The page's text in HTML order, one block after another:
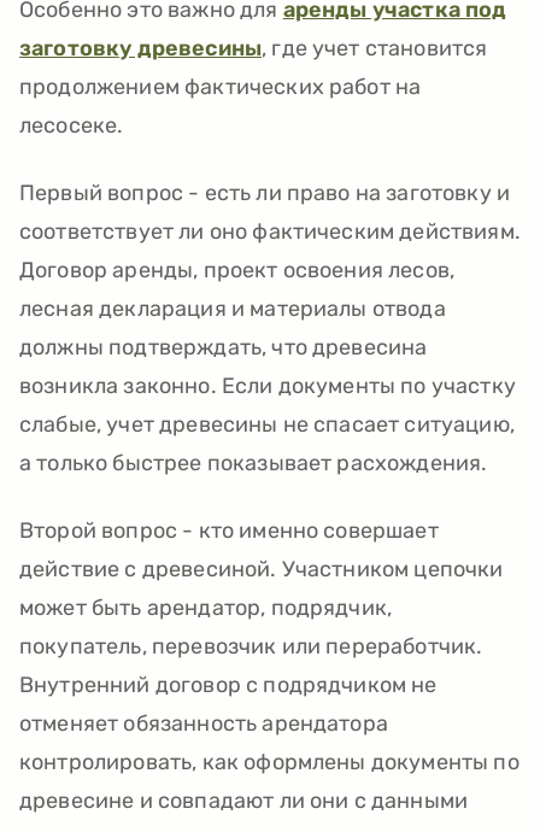
Особенно это важно для аренды участка под
заготовку древесины, где учет становится
продолжением фактических работ на
лесосеке.
Первый вопрос - есть ли право на заготовку и
соответствует ли оно фактическим действиям.
Договор аренды, проект освоения лесов,
лесная декларация и материалы отвода
должны подтверждать, что древесина
возникла законно. Если документы по участку
слабые, учет древесины не спасает ситуацию,
а только быстрее показывает расхождения.
Второй вопрос - кто именно совершает
действие с древесиной. Участником цепочки
может быть арендатор, подрядчик,
покупатель, перевозчик или переработчик.
Внутренний договор с подрядчиком не
отменяет обязанность арендатора
контролировать, как оформлены документы по
древесине и совпадают ли они с данными